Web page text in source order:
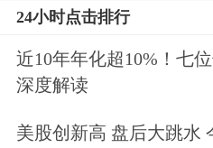
2025-02-28
数据
注：1. 本文超额收益
整模型，以沪深300指
24小时点击排行
近10年年化超10%！七
深度解读
美股创新高 盘后大跳水